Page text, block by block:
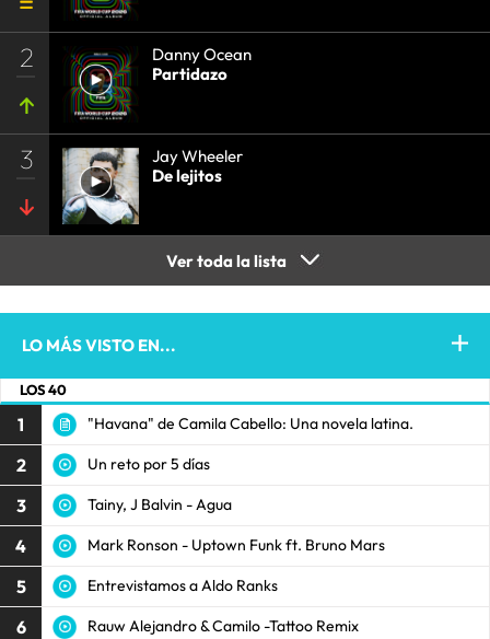
2
Danny Ocean
Partidazo
3
Jay Wheeler
De lejitos
Ver toda la lista
LO MÁS VISTO EN...
LOS 40
1 "Havana" de Camila Cabello: Una novela latina.
2 Un reto por 5 días
3 Tainy, J Balvin - Agua
4 Mark Ronson - Uptown Funk ft. Bruno Mars
5 Entrevistamos a Aldo Ranks
6 Rauw Alejandro & Camilo -Tattoo Remix